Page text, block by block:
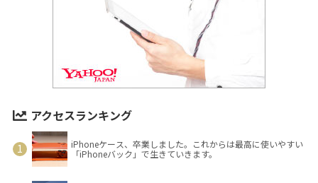
アクセスランキング
iPhoneケース、卒業しました。これからは最高に使いやすい
「iPhoneバック」で生きていきます。